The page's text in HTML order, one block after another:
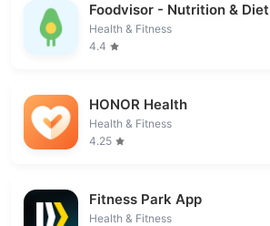
Foodvisor - Nutrition & Diet
Health & Fitness
4.4
HONOR Health
Health & Fitness
4.25
Fitness Park App
Health & Fitness